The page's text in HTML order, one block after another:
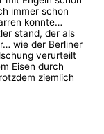
immer schon
konnte…
stand, der als
wie der Berliner
verurteilt
Eisen durch
ziemlich